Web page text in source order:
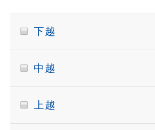
下越
中越
上越